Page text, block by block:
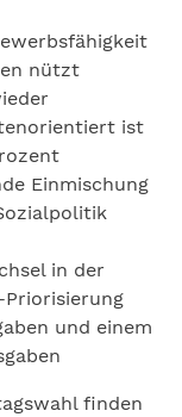
nützt
ist
Einmischung
in der
und einem
finden